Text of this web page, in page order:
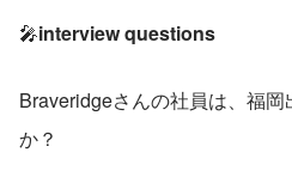
🎤interview questions
Braveridgeさんの社員は、福
か？